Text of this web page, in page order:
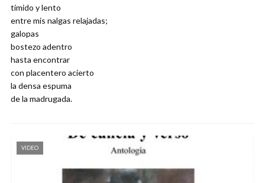
tímido y lento
entre mis nalgas relajadas;
galopas
bostezo adentro
hasta encontrar
con placentero acierto
la densa espuma
de la madrugada.
VIDEO